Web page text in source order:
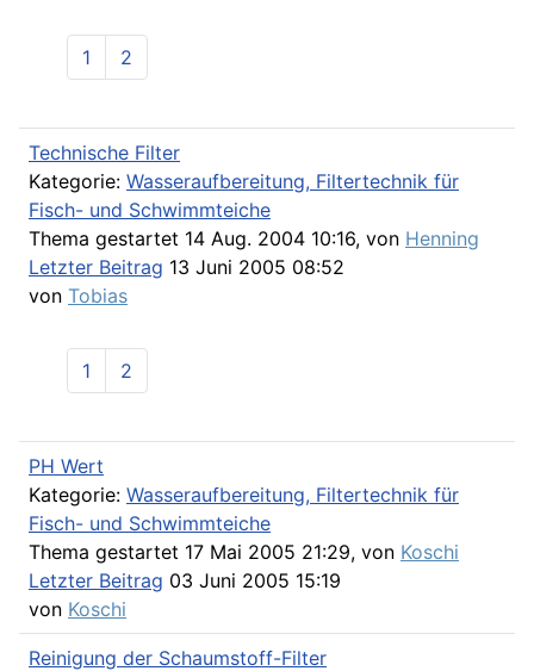
1 2
Technische Filter
Kategorie: Wasseraufbereitung, Filtertechnik für
Fisch- und Schwimmteiche
Thema gestartet 14 Aug. 2004 10:16, von Henning
Letzter Beitrag 13 Juni 2005 08:52
von Tobias
1 2
PH Wert
Kategorie: Wasseraufbereitung, Filtertechnik für
Fisch- und Schwimmteiche
Thema gestartet 17 Mai 2005 21:29, von Koschi
Letzter Beitrag 03 Juni 2005 15:19
von Koschi
Reinigung der Schaumstoff-Filter